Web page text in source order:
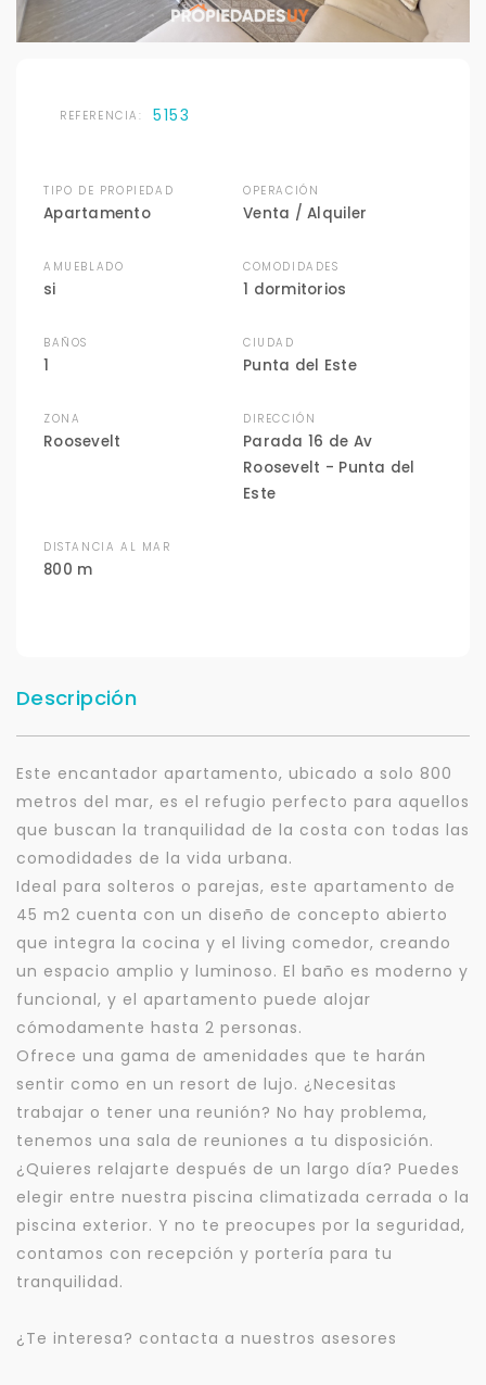
REFERENCIA: 5153
TIPO DE PROPIEDAD
Apartamento
OPERACIÓN
Venta / Alquiler
AMUEBLADO
si
COMODIDADES
1 dormitorios
BAÑOS
1
CIUDAD
Punta del Este
ZONA
Roosevelt
DIRECCIÓN
Parada 16 de Av
Roosevelt - Punta del
Este
DISTANCIA AL MAR
800 m
Descripción
Este encantador apartamento, ubicado a solo 800
metros del mar, es el refugio perfecto para aquellos
que buscan la tranquilidad de la costa con todas las
comodidades de la vida urbana.
Ideal para solteros o parejas, este apartamento de
45 m2 cuenta con un diseño de concepto abierto
que integra la cocina y el living comedor, creando
un espacio amplio y luminoso. El baño es moderno y
funcional, y el apartamento puede alojar
cómodamente hasta 2 personas.
Ofrece una gama de amenidades que te harán
sentir como en un resort de lujo. ¿Necesitas
trabajar o tener una reunión? No hay problema,
tenemos una sala de reuniones a tu disposición.
¿Quieres relajarte después de un largo día? Puedes
elegir entre nuestra piscina climatizada cerrada o la
piscina exterior. Y no te preocupes por la seguridad,
contamos con recepción y portería para tu
tranquilidad.
¿Te interesa? contacta a nuestros asesores